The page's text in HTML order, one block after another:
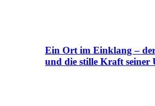
Ein Ort im Einklang – der
und die stille Kraft seiner